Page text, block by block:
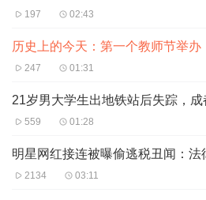
据实际情况自行组织庆祝活动。
师的特点，结果并不理想。
最终确定每年的9月10日为教师节
建立教师节，标志着教师在中国受
为教师的工作在很大程度上决定着
节，中国各地教师都以不同方式庆
197 02:43
历史上的今天：第一个教师节举办
247 01:31
21岁男大学生出地铁站后失踪，
559 01:28
明星网红接连被曝偷逃税丑闻：法
2134 03:11